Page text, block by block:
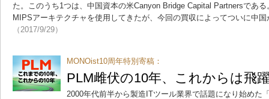
た。このうち1つは、中国資本の米Canyon Bridge Capital Partnersであ
MIPSアーキテクチャを使用してきたが、今回の買収によってついに中
（2017/9/29）
MONOist10周年特別寄稿：
PLM雌伏の10年、これからは飛
2000年代前半から製造ITツール業界で話題になり始めた